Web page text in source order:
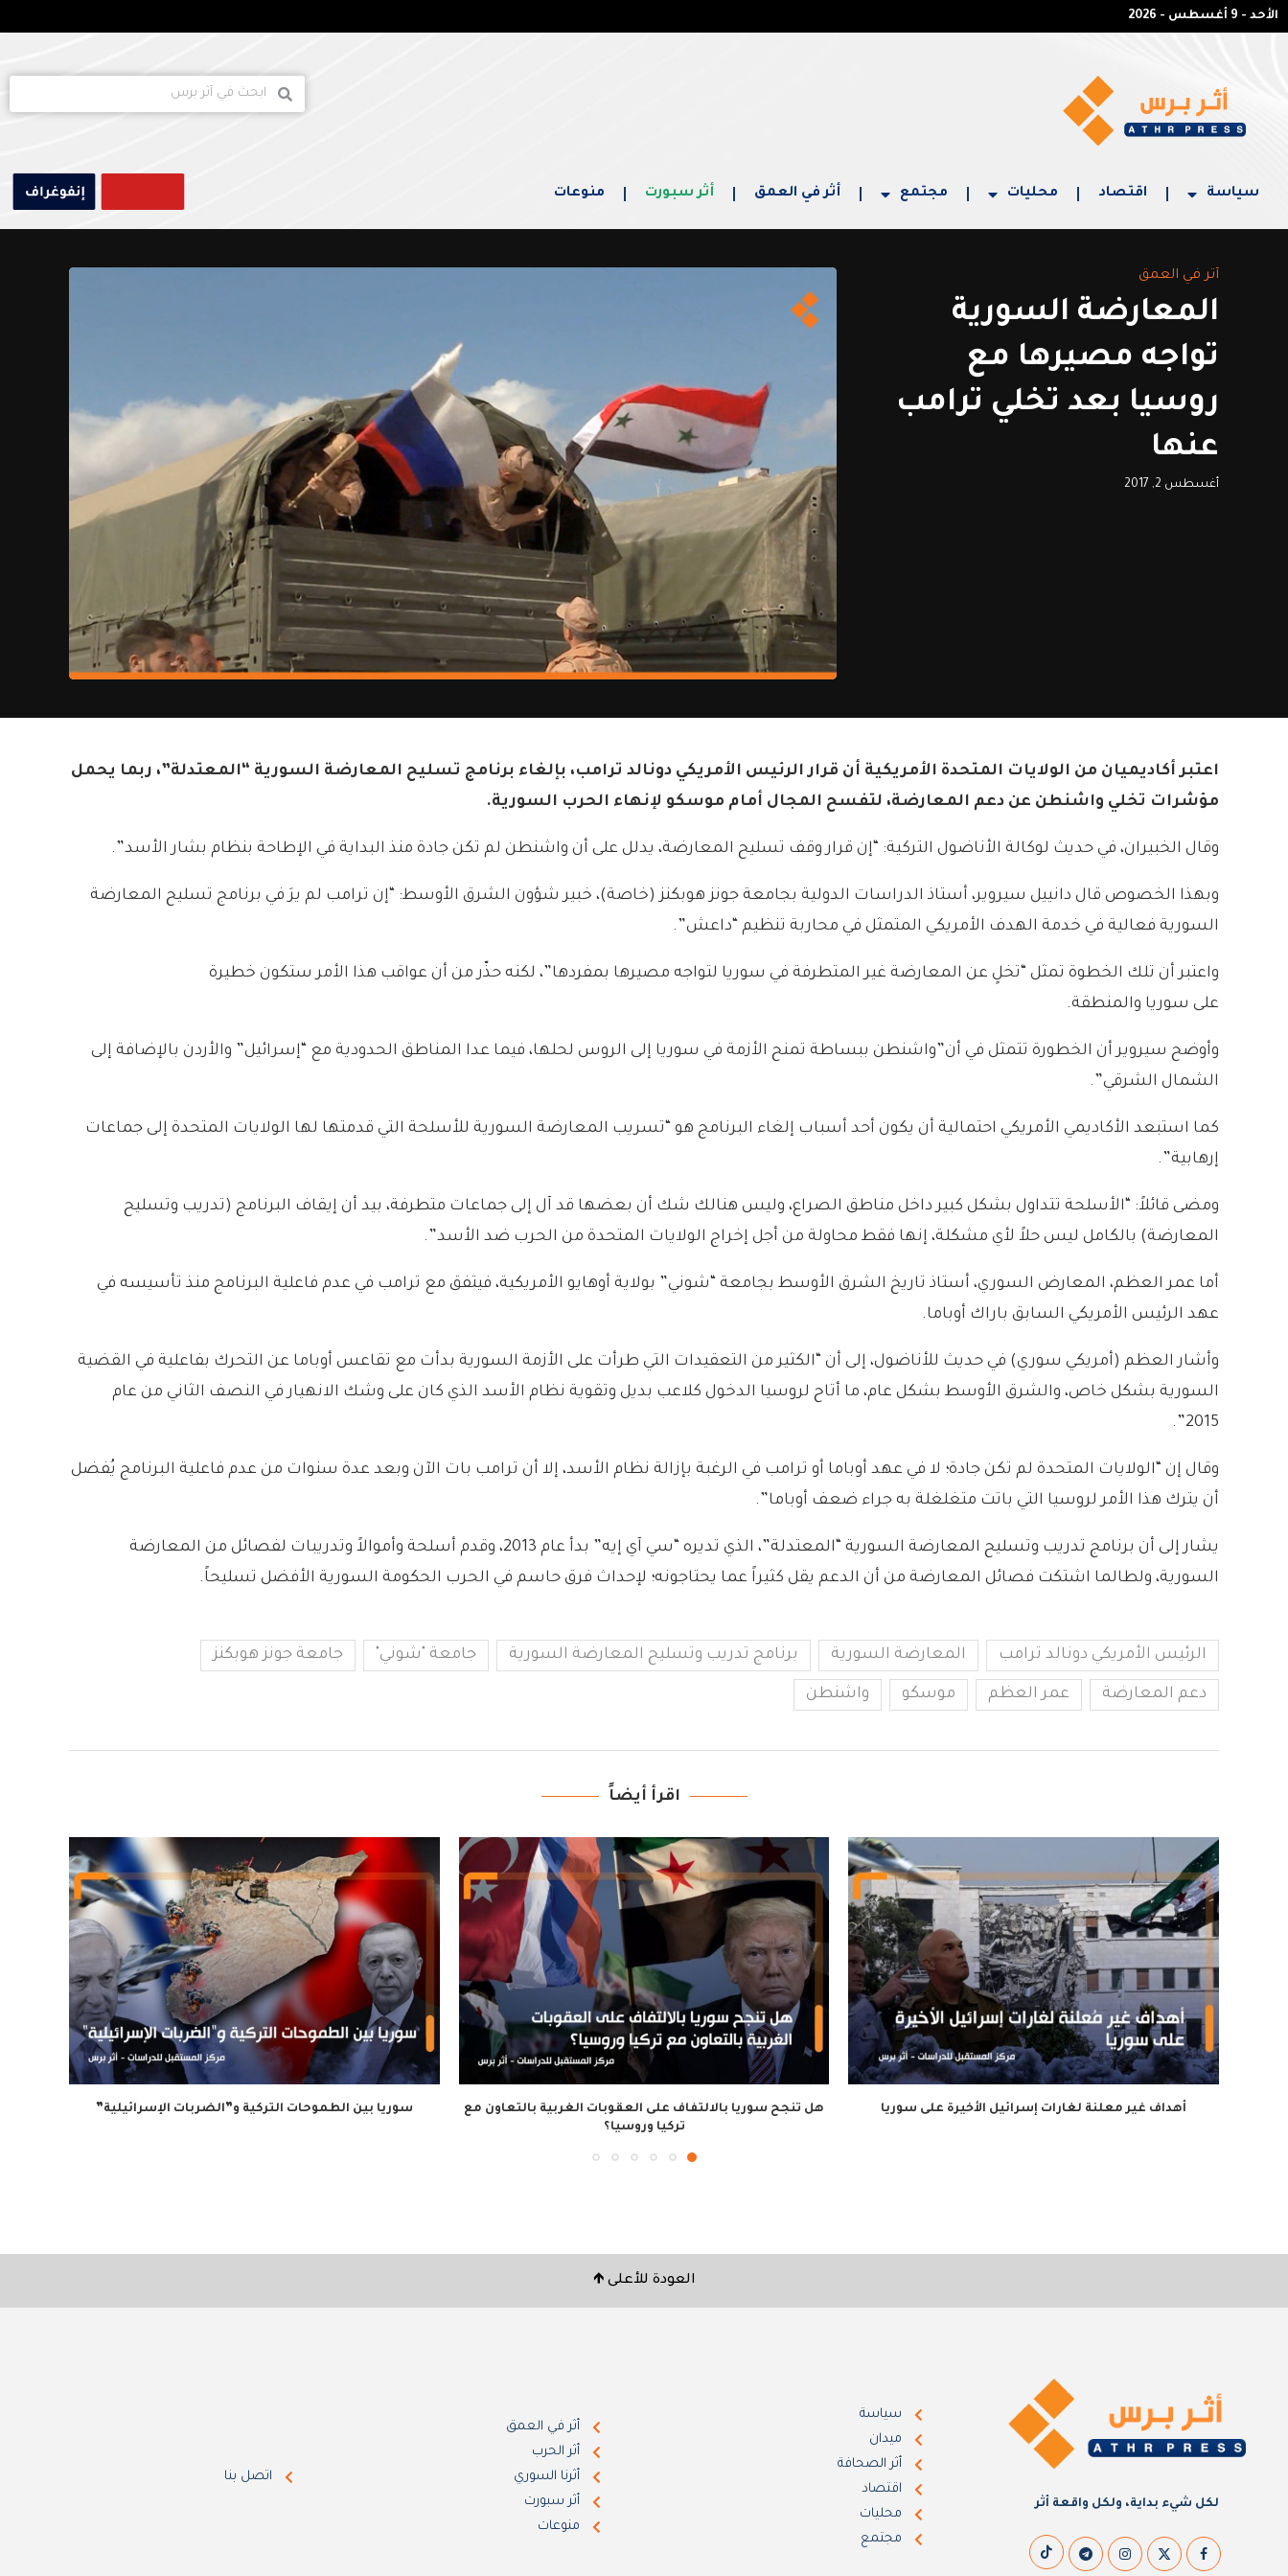
الأحد - 9 أغسطس - 2026
سياسة اقتصاد محليات مجتمع أثر في العمق أثر سبورت منوعات
أثر في العمق
المعارضة السورية
تواجه مصيرها مع
روسيا بعد تخلي ترامب
عنها
أغسطس 2, 2017
اعتبر أكاديميان من الولايات المتحدة الأمريكية أن قرار الرئيس الأمريكي دونالد ترامب، بإلغاء برنامج تسليح المعارضة السورية “المعتدلة”، ربما يحمل
مؤشرات تخلي واشنطن عن دعم المعارضة، لتفسح المجال أمام موسكو لإنهاء الحرب السورية.
وقال الخبيران، في حديث لوكالة الأناضول التركية: “إن قرار وقف تسليح المعارضة، يدلل على أن واشنطن لم تكن جادة منذ البداية في الإطاحة بنظام بشار الأسد”.
وبهذا الخصوص قال دانييل سيروير، أستاذ الدراسات الدولية بجامعة جونز هوبكنز (خاصة)، خبير شؤون الشرق الأوسط: “إن ترامب لم يرَ في برنامج تسليح المعارضة
السورية فعالية في خدمة الهدف الأمريكي المتمثل في محاربة تنظيم “داعش”.
واعتبر أن تلك الخطوة تمثل “تخلٍ عن المعارضة غير المتطرفة في سوريا لتواجه مصيرها بمفردها”، لكنه حذّر من أن عواقب هذا الأمر ستكون خطيرة
على سوريا والمنطقة.
وأوضح سيروير أن الخطورة تتمثل في أن”واشنطن ببساطة تمنح الأزمة في سوريا إلى الروس لحلها، فيما عدا المناطق الحدودية مع “إسرائيل” والأردن بالإضافة إلى
الشمال الشرقي”.
كما استبعد الأكاديمي الأمريكي احتمالية أن يكون أحد أسباب إلغاء البرنامج هو “تسريب المعارضة السورية للأسلحة التي قدمتها لها الولايات المتحدة إلى جماعات
إرهابية”.
ومضى قائلاً: “الأسلحة تتداول بشكل كبير داخل مناطق الصراع، وليس هنالك شك أن بعضها قد آل إلى جماعات متطرفة، بيد أن إيقاف البرنامج (تدريب وتسليح
المعارضة) بالكامل ليس حلاً لأي مشكلة، إنها فقط محاولة من أجل إخراج الولايات المتحدة من الحرب ضد الأسد”.
أما عمر العظم، المعارض السوري، أستاذ تاريخ الشرق الأوسط بجامعة “شوني” بولاية أوهايو الأمريكية، فيتفق مع ترامب في عدم فاعلية البرنامج منذ تأسيسه في
عهد الرئيس الأمريكي السابق باراك أوباما.
وأشار العظم (أمريكي سوري) في حديث للأناضول، إلى أن “الكثير من التعقيدات التي طرأت على الأزمة السورية بدأت مع تقاعس أوباما عن التحرك بفاعلية في القضية
السورية بشكل خاص، والشرق الأوسط بشكل عام، ما أتاح لروسيا الدخول كلاعب بديل وتقوية نظام الأسد الذي كان على وشك الانهيار في النصف الثاني من عام
2015”.
وقال إن “الولايات المتحدة لم تكن جادة؛ لا في عهد أوباما أو ترامب في الرغبة بإزالة نظام الأسد، إلا أن ترامب بات الآن وبعد عدة سنوات من عدم فاعلية البرنامج يُفضل
أن يترك هذا الأمر لروسيا التي باتت متغلغلة به جراء ضعف أوباما”.
يشار إلى أن برنامج تدريب وتسليح المعارضة السورية “المعتدلة”، الذي تديره “سي آي إيه” بدأ عام 2013، وقدم أسلحة وأموالاً وتدريبات لفصائل من المعارضة
السورية، ولطالما اشتكت فصائل المعارضة من أن الدعم يقل كثيراً عما يحتاجونه؛ لإحداث فرق حاسم في الحرب الحكومة السورية الأفضل تسليحاً.
الرئيس الأمريكي دونالد ترامب المعارضة السورية برنامج تدريب وتسليح المعارضة السورية جامعة "شوني" جامعة جونز هوبكنز
دعم المعارضة عمر العظم موسكو واشنطن
اقرأ أيضاً
أهداف غير معلنة لغارات إسرائيل الأخيرة على سوريا
هل تنجح سوريا بالالتفاف على العقوبات الغربية بالتعاون مع
تركيا وروسيا؟
سوريا بين الطموحات التركية و”الضربات الإسرائيلية”
العودة للأعلى 🡹
لكل شيء بداية، ولكل واقعة أثر
سياسة
ميدان
أثر الصحافة
اقتصاد
محليات
مجتمع
أثر في العمق
أثر الحرب
أثرنا السوري
أثر سبورت
منوعات
اتصل بنا